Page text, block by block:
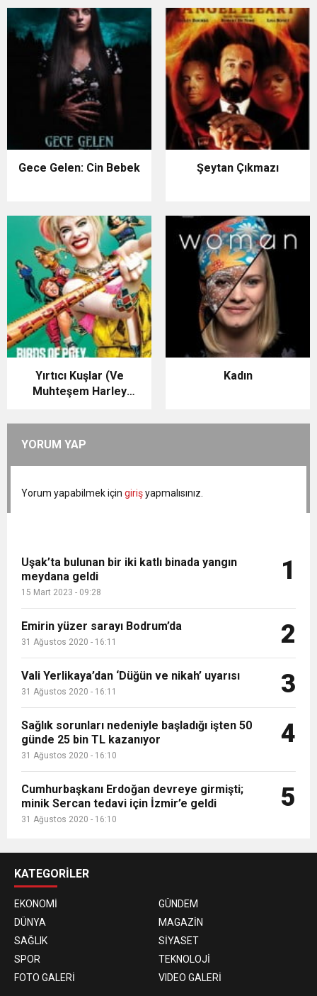
Gece Gelen: Cin Bebek Şeytan Çıkmazı
Yırtıcı Kuşlar (Ve
Muhteşem Harley
Kadın
YORUM YAP
Yorum yapabilmek için girişyapmalısınız.
Uşak’ta bulunan bir iki katlı binada yangın
meydana geldi
15 Mart 2023 - 09:28
1
Emirin yüzer sarayı Bodrum’da
31 Ağustos 2020 - 16:11 2
Vali Yerlikaya’dan ‘Düğün ve nikah’ uyarısı
31 Ağustos 2020 - 16:11 3
Sağlık sorunları nedeniyle başladığı işten 50
günde 25 bin TL kazanıyor
31 Ağustos 2020 - 16:10
4
Cumhurbaşkanı Erdoğan devreye girmişti;
minik Sercan tedavi için İzmir’e geldi
31 Ağustos 2020 - 16:10
5
KATEGORİLER
EKONOMİ
GÜNDEM
DÜNYA
MAGAZİN
SAĞLIK
SİYASET
SPOR
TEKNOLOJİ
FOTO GALERİ
VIDEO GALERİ